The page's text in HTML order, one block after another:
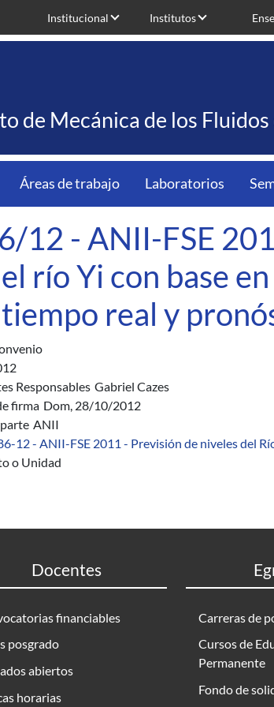
Institucional Institutos
de Mecánica de los
Áreas de trabajo Laboratorios
12 - ANII-FSE
río Yi con base
real y
Responsables Gabriel Cazes
firma Dom, 28/10/2012
ANII
12 - ANII-FSE 2011 - Previsión de niveles del
o Unidad
Docentes
financiables
posgrado
abiertos
horarias
Carreras de
Cursos de
Permanente
Fondo de